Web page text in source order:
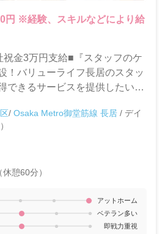
円 ※経験、スキルなどにより給
金3万円支給■『スタッフのケ
！バリューライフ長居のスタッ
できるサービスを提供したいと
く一緒に働く仲間を募集しま
/ Osaka Metro御堂筋線 長居 / デイ
憩60分）
アットホーム
ベテラン多い
即戦力重視